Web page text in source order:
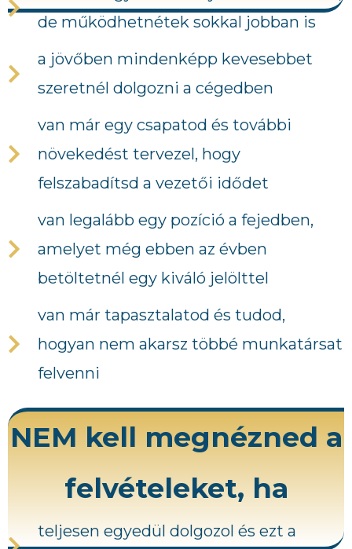
de működhetnétek sokkal jobban is
a jövőben mindenképp kevesebbet
szeretnél dolgozni a cégedben
van már egy csapatod és további
növekedést tervezel, hogy
felszabadítsd a vezetői idődet
van legalább egy pozíció a fejedben,
amelyet még ebben az évben
betöltetnél egy kiváló jelölttel
van már tapasztalatod és tudod,
hogyan nem akarsz többé munkatársat
felvenni
NEM kell megnézned a
felvételeket, ha
teljesen egyedül dolgozol és ezt a